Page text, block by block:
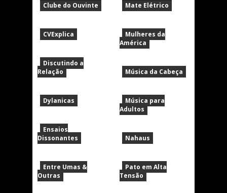
Clube do Ouvinte
CVExplica
Discutindo a
Relação
Dylanicas
Ensaios
Dissonantes
Entre Umas &
Outras
Mate Elétrico
Mulheres da
América
Música da Cabeça
Música para
Adultos
Nahaus
Pato em Alta
Tensão